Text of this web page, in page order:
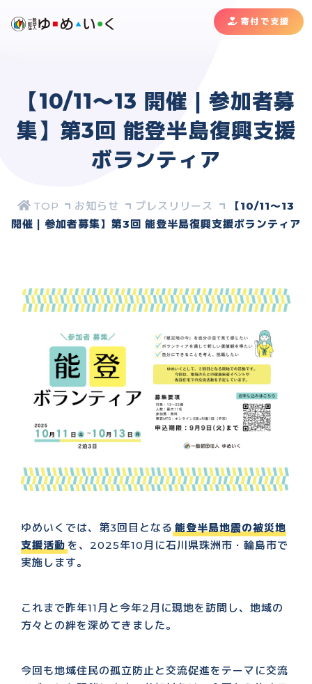
寄付で支援
【10/11〜13 開催｜参加者募
集】第3回 能登半島復興支援
ボランティア
お知らせ プレスリリース
【10/11〜13
開催｜参加者募集】第3回 能登半島復興支援ボランティア
ゆめいくでは、第3回目となる 能登半島地震の被災地
支援活動 を、2025年10月に石川県珠洲市・輪島市で
実施します。
これまで昨年11月と今年2月に現地を訪問し、地域の
方々との絆を深めてきました。
今回も地域住民の孤立防止と交流促進をテーマに交流